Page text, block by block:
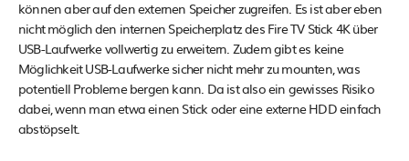
können aber auf den externen Speicher zugreifen. Es ist aber eben
nicht möglich den internen Speicherplatz des Fire TV Stick 4K über
USB-Laufwerke vollwertig zu erweitern. Zudem gibt es keine
Möglichkeit USB-Laufwerke sicher nicht mehr zu mounten, was
potentiell Probleme bergen kann. Da ist also ein gewisses Risiko
dabei, wenn man etwa einen Stick oder eine externe HDD einfach
abstöpselt.